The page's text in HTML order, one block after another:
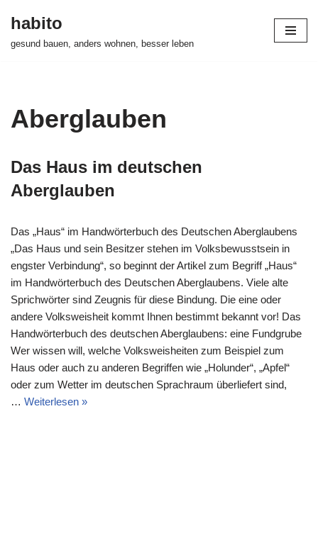
habito
gesund bauen, anders wohnen, besser leben
Aberglauben
Das Haus im deutschen
Aberglauben
Das „Haus“ im Handwörterbuch des Deutschen Aberglaubens
„Das Haus und sein Besitzer stehen im Volksbewusstsein in
engster Verbindung“, so beginnt der Artikel zum Begriff „Haus“
im Handwörterbuch des Deutschen Aberglaubens. Viele alte
Sprichwörter sind Zeugnis für diese Bindung. Die eine oder
andere Volksweisheit kommt Ihnen bestimmt bekannt vor! Das
Handwörterbuch des deutschen Aberglaubens: eine Fundgrube
Wer wissen will, welche Volksweisheiten zum Beispiel zum
Haus oder auch zu anderen Begriffen wie „Holunder“, „Apfel“
oder zum Wetter im deutschen Sprachraum überliefert sind,
… Weiterlesen »